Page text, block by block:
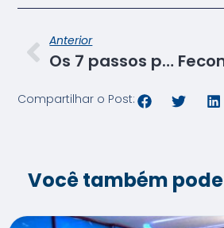
Anterior
Os 7 passos para conquistar a excelência no atendimento é tema de projeto integrador
Compartilhar o Post:
Você também